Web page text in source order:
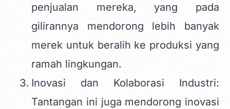
penjualan mereka, yang pada
gilirannya mendorong lebih banyak
merek untuk beralih ke produksi yang
ramah lingkungan.
Inovasi dan Kolaborasi Industri:
Tantangan ini juga mendorong inovasi